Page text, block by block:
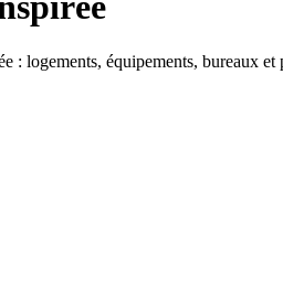
logements, équipements, bureaux